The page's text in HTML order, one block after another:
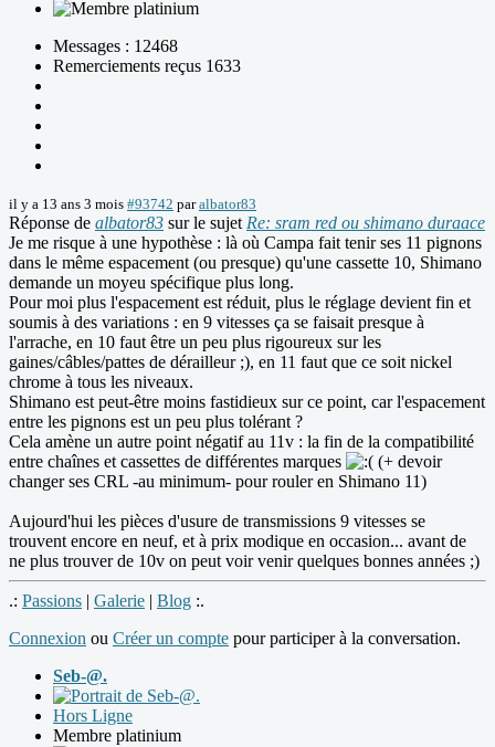
Messages : 12468
Remerciements reçus 1633
il y a 13 ans 3 mois #93742 paralbator83
Réponse de albator83 sur le sujet Re: sram red ou shimano duraace
Je me risque à une hypothèse : là où Campa fait tenir ses 11 pignons
dans le même espacement (ou presque) qu'une cassette 10, Shimano
demande un moyeu spécifique plus long.
Pour moi plus l'espacement est réduit, plus le réglage devient fin et
soumis à des variations : en 9 vitesses ça se faisait presque à
l'arrache, en 10 faut être un peu plus rigoureux sur les
gaines/câbles/pattes de dérailleur ;), en 11 faut que ce soit nickel
chrome à tous les niveaux.
Shimano est peut-être moins fastidieux sur ce point, car l'espacement
entre les pignons est un peu plus tolérant ?
Cela amène un autre point négatif au 11v : la fin de la compatibilité
entre chaînes et cassettes de différentes marques
(+ devoir
changer ses CRL -au minimum- pour rouler en Shimano 11)
Aujourd'hui les pièces d'usure de transmissions 9 vitesses se
trouvent encore en neuf, et à prix modique en occasion... avant de
ne plus trouver de 10v on peut voir venir quelques bonnes années ;)
.: Passions | Galerie | Blog :.
Connexion ou Créer un compte pour participer à la conversation.
Seb-@.
Hors Ligne
Membre platinium